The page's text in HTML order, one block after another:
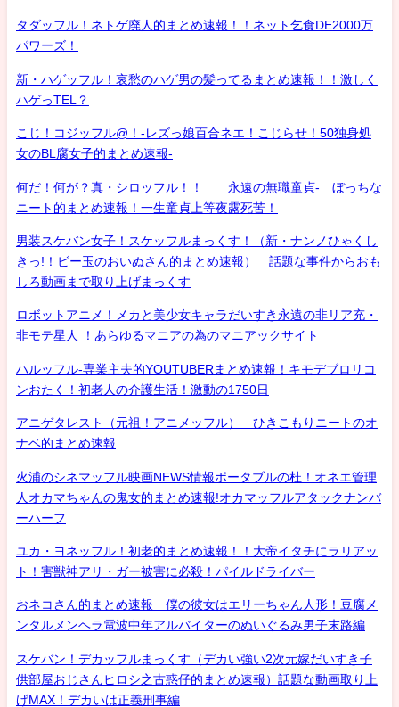
タダッフル！ネトゲ廃人的まとめ速報！！ネット乞食DE2000万
パワーズ！
新・ハゲッフル！哀愁のハゲ男の髪ってるまとめ速報！！激しく
ハゲっTEL？
こじ！コジッフル@！-レズっ娘百合ネエ！こじらせ！50独身処
女のBL腐女子的まとめ速報-
何だ！何が？真・シロッフル！！ 永遠の無職童貞- ぼっちな
ニート的まとめ速報！一生童貞上等夜露死苦！
男装スケバン女子！スケッフルまっくす！（新・ナンノひゃくし
きっ!！ビー玉のおいぬさん的まとめ速報） 話題な事件からおも
しろ動画まで取り上げまっくす
ロボットアニメ！メカと美少女キャラだいすき永遠の非リア充・
非モテ星人 ！あらゆるマニアの為のマニアックサイト
ハルッフル-専業主夫的YOUTUBERまとめ速報！キモデブロリコ
ンおたく！初老人の介護生活！激動の1750日
アニゲタレスト（元祖！アニメッフル） ひきこもりニートのオ
ナベ的まとめ速報
火浦のシネマッフル映画NEWS情報ポータブルの杜！オネエ管理
人オカマちゃんの鬼女的まとめ速報!オカマッフルアタックナンバ
ーハーフ
ユカ・ヨネッフル！初老的まとめ速報！！大帝イタチにラリアッ
ト！害獣神アリ・ガー被害に必殺！パイルドライバー
おネコさん的まとめ速報 僕の彼女はエリーちゃん人形！豆腐メ
ンタルメンヘラ電波中年アルバイターのぬいぐるみ男子末路編
スケバン！デカッフルまっくす（デカい強い2次元嫁だいすき子
供部屋おじさんヒロシ之古惑仔的まとめ速報）話題な動画取り上
げMAX！デカいは正義刑事編